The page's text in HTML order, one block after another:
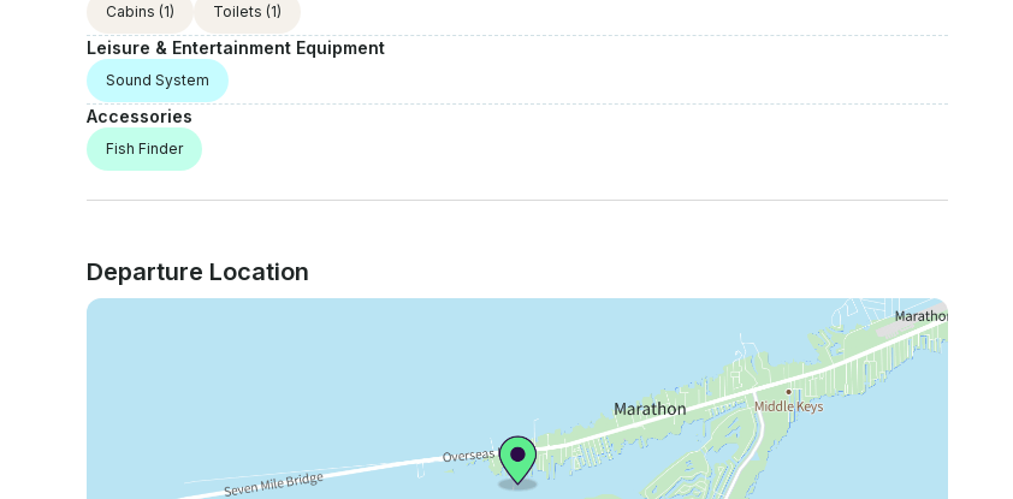
Cabins (1) Toilets (1)
Leisure & Entertainment Equipment
Sound System
Accessories
Fish Finder
Departure Location